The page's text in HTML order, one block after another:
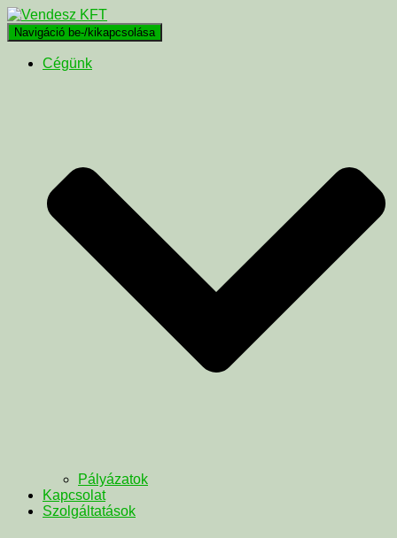
Navigáció be-/kikapcsolása
Cégünk
Pályázatok
Kapcsolat
Szolgáltatások